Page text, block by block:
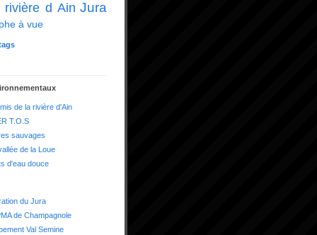
rivière d Ain Jura
à vue
de la rivière d'Ain
T.O.S
sauvages
de la Loue
d'eau douce
du Jura
de Champagnole
Val Semine